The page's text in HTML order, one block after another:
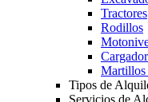
Tractores
Rodillos
Tipos de
Servicios de